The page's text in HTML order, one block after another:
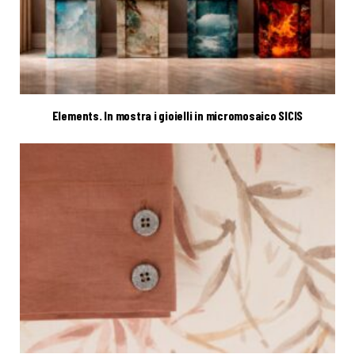
Elements. In mostra i gioielli in micromosaico SICIS